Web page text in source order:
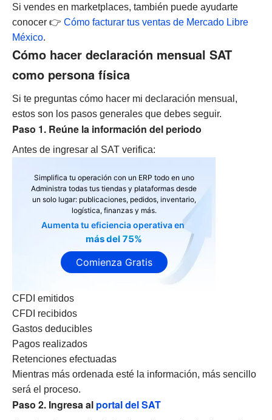
Si vendes en marketplaces, también puede ayudarte
conocer 👉 Cómo facturar tus ventas de Mercado Libre
México.
Cómo hacer declaración mensual SAT
como persona física
Si te preguntas cómo hacer mi declaración mensual,
estos son los pasos generales que debes seguir.
Paso 1. Reúne la información del periodo
Antes de ingresar al SAT verifica:
Simplifica tu operación con un ERP todo en uno
Administra todas tus tiendas y plataformas desde
un solo lugar: publicaciones, pedidos, inventario,
logística, finanzas y más.
Aumenta tu eficiencia operativa en
más del 75%
Comienza Gratis
CFDI emitidos
CFDI recibidos
Gastos deducibles
Pagos realizados
Retenciones efectuadas
Mientras más ordenada esté la información, más sencillo
será el proceso.
Paso 2. Ingresa al portal del SAT